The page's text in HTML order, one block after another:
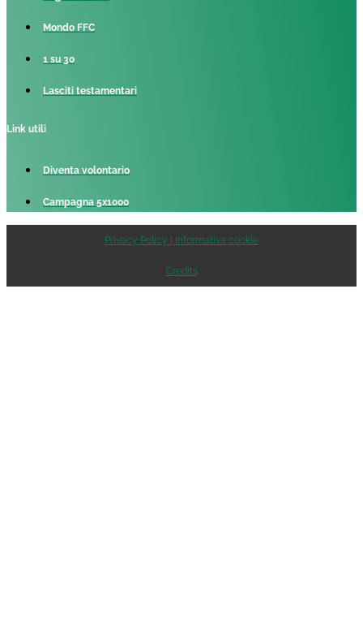
Mondo FFC
1 su 30
Lasciti testamentari
Link utili
Diventa volontario
Campagna 5x1000
Privacy Policy | Informativa cookie
Credits